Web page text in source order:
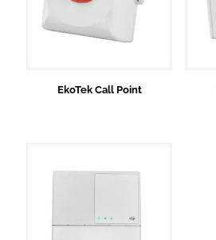
EkoTek Call Point